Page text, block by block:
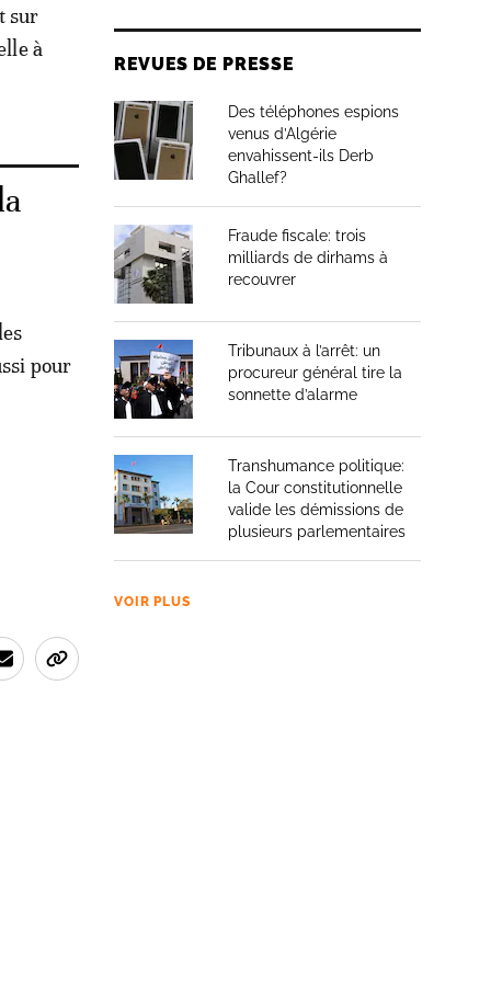
sur
à
pour
REVUES DE PRESSE
Des téléphones espions
venus d’Algérie
envahissent-ils Derb
Ghallef?
Fraude fiscale: trois
milliards de dirhams à
recouvrer
Tribunaux à l’arrêt: un
procureur général tire la
sonnette d’alarme
Transhumance politique:
la Cour constitutionnelle
valide les démissions de
plusieurs parlementaires
VOIR PLUS